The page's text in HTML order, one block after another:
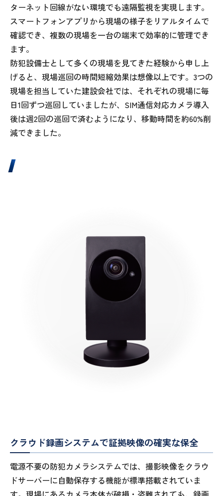
ターネット回線がない環境でも遠隔監視を実現します。
スマートフォンアプリから現場の様子をリアルタイムで
確認でき、複数の現場を一台の端末で効率的に管理でき
ます。
防犯設備士として多くの現場を見てきた経験から申し上
げると、現場巡回の時間短縮効果は想像以上です。3つの
現場を担当していた建設会社では、それぞれの現場に毎
日1回ずつ巡回していましたが、SIM通信対応カメラ導入
後は週2回の巡回で済むようになり、移動時間を約60%削
減できました。
クラウド録画システムで証拠映像の確実な保全
電源不要の防犯カメラシステムでは、撮影映像をクラウ
ドサーバーに自動保存する機能が標準搭載されていま